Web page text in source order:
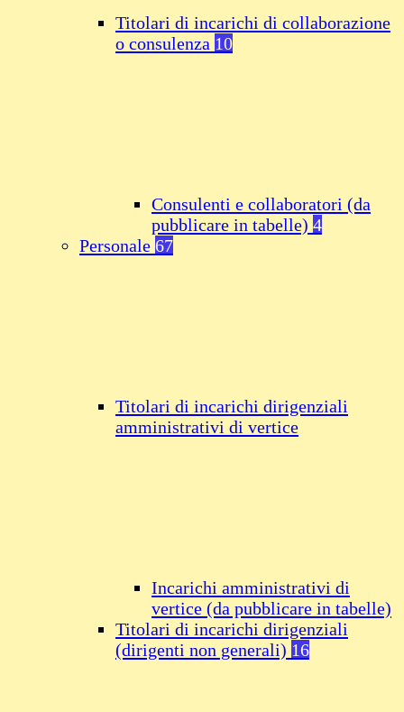
Titolari di incarichi di collaborazione
o consulenza 10
Consulenti e collaboratori (da
pubblicare in tabelle) 4
Personale 67
Titolari di incarichi dirigenziali
amministrativi di vertice
Incarichi amministrativi di
vertice (da pubblicare in tabelle)
Titolari di incarichi dirigenziali
(dirigenti non generali) 16